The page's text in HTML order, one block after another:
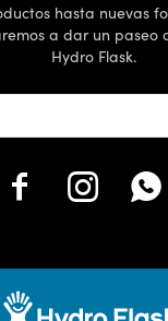
hasta nuevas
a dar un paseo
Hydro Flask.
  